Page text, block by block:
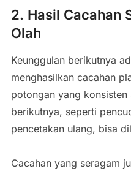
2. Hasil Cacahan
Olah
Keunggulan berikutnya
menghasilkan cacahan
potongan yang
berikutnya, seperti
pencetakan ulang, bisa
Cacahan yang seragam